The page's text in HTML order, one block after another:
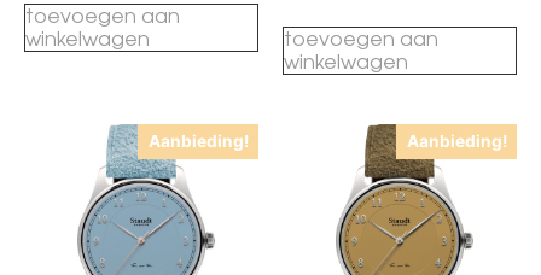
toevoegen aan
winkelwagen
toevoegen aan
winkelwagen
Aanbieding! Aanbieding!